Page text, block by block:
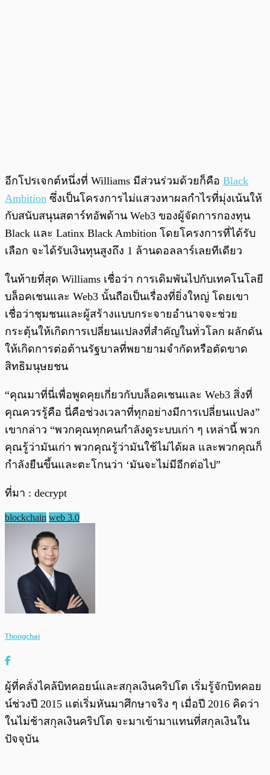
อีกโปรเจกต์หนึ่งที่ Williams มีส่วนร่วมด้วยก็คือ Black
Ambition ซึ่งเป็นโครงการไม่แสวงหาผลกำไรที่มุ่งเน้นให้
กับสนับสนุนสตาร์ทอัพด้าน Web3 ของผู้จัดการกองทุน
Black และ Latinx Black Ambition โดยโครงการที่ได้รับ
เลือก จะได้รับเงินทุนสูงถึง 1 ล้านดอลลาร์เลยทีเดียว
ในท้ายที่สุด Williams เชื่อว่า การเดิมพันไปกับเทคโนโลยี
บล็อคเชนและ Web3 นั้นถือเป็นเรื่องที่ยิ่งใหญ่ โดยเขา
เชื่อว่าชุมชนและผู้สร้างแบบกระจายอำนาจจะช่วย
กระตุ้นให้เกิดการเปลี่ยนแปลงที่สำคัญในทั่วโลก ผลักดัน
ให้เกิดการต่อต้านรัฐบาลที่พยายามจำกัดหรือตัดขาด
สิทธิมนุษยชน
“คุณมาที่นี่เพื่อพูดคุยเกี่ยวกับบล็อคเชนและ Web3 สิ่งที่
คุณควรรู้คือ นี่คือช่วงเวลาที่ทุกอย่างมีการเปลี่ยนแปลง”
เขากล่าว “พวกคุณทุกคนกำลังดูระบบเก่า ๆ เหล่านี้ พวก
คุณรู้ว่ามันเก่า พวกคุณรู้ว่ามันใช้ไม่ได้ผล และพวกคุณก็
กำลังยืนขึ้นและตะโกนว่า ‘มันจะไม่มีอีกต่อไป”
ที่มา : decrypt
blockchain web 3.0
Thongchai
ผู้ที่คลั่งไคล้บิทคอยน์และสกุลเงินคริปโต เริ่มรู้จักบิทคอย
น์ช่วงปี 2015 แต่เริ่มหันมาศึกษาจริง ๆ เมื่อปี 2016 คิดว่า
ในไม่ช้าสกุลเงินคริปโต จะมาเข้ามาแทนที่สกุลเงินใน
ปัจจุบัน